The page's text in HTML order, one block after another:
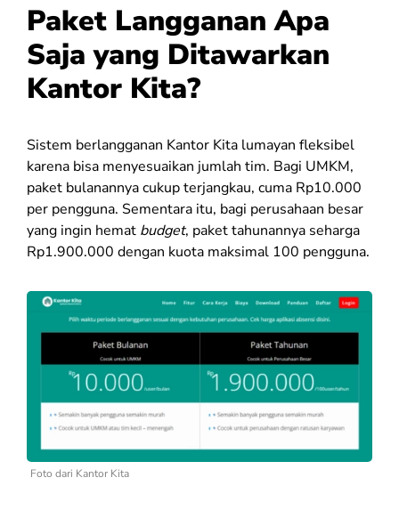
Paket Langganan Apa
Saja yang Ditawarkan
Kantor Kita?
Sistem berlangganan Kantor Kita lumayan fleksibel
karena bisa menyesuaikan jumlah tim. Bagi UMKM,
paket bulanannya cukup terjangkau, cuma Rp10.000
per pengguna. Sementara itu, bagi perusahaan besar
yang ingin hemat budget, paket tahunannya seharga
Rp1.900.000 dengan kuota maksimal 100 pengguna.
Foto dari Kantor Kita